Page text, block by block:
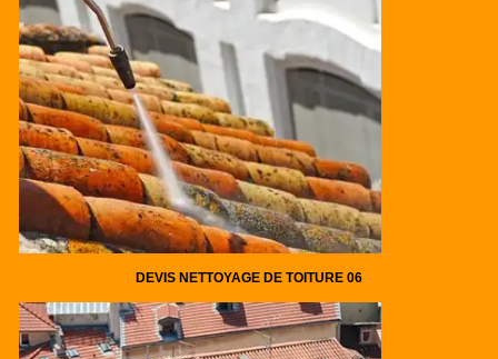
DEVIS NETTOYAGE DE TOITURE 06